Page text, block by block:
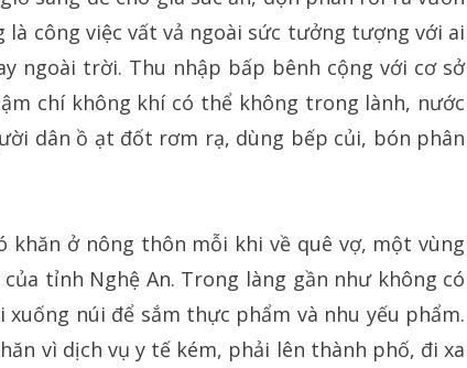
công việc vất vả ngoài sức tưởng tượng với ai
ngoài trời. Thu nhập bấp bênh cộng với cơ sở
chí không khí có thể không trong lành, nước
dân ồ ạt đốt rơm rạ, dùng bếp củi, bón phân
khăn ở nông thôn mỗi khi về quê vợ, một vùng
tỉnh Nghệ An. Trong làng gần như không có
núi để sắm thực phẩm và nhu yếu phẩm.
vì dịch vụ y tế kém, phải lên thành phố, đi xa